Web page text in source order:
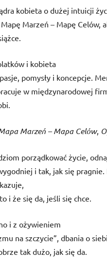
kobieta o dużej intuicji
Marzeń – Mapę
i kobieta
pomysły i koncepcje.
w międzynarodowej
Marzeń – Mapa Celów,
porządkować życie,
i tak, jak się
i że się da, jeśli się chce.
i z ożywieniem
na szczycie”, dbania o
tak dużo, jak się da.